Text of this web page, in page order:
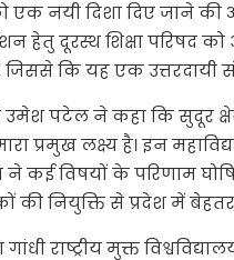
नयी दिशा दिए जाने की
हेतु दूरस्थ शिक्षा परिषद
जिससे कि यह एक
उमेश पटेल ने कहा कि सुदूर
प्रमुख लक्ष्य है। इन
विषयों के परिणाम
की नियुक्ति से प्रदेश में
राष्ट्रीय मुक्त